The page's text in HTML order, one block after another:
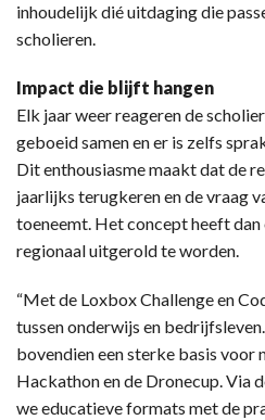
inhoudelijk dié uitdaging die
scholieren.
Impact die blijft hangen
Elk jaar weer reageren de
geboeid samen en er is zelfs
Dit enthousiasme maakt dat de
jaarlijks terugkeren en de vraag
toeneemt. Het concept heeft
regionaal uitgerold te worden.
“Met de Loxbox Challenge en
tussen onderwijs en
bovendien een sterke basis voor
Hackathon en de Dronecup. Via
we educatieve formats met de